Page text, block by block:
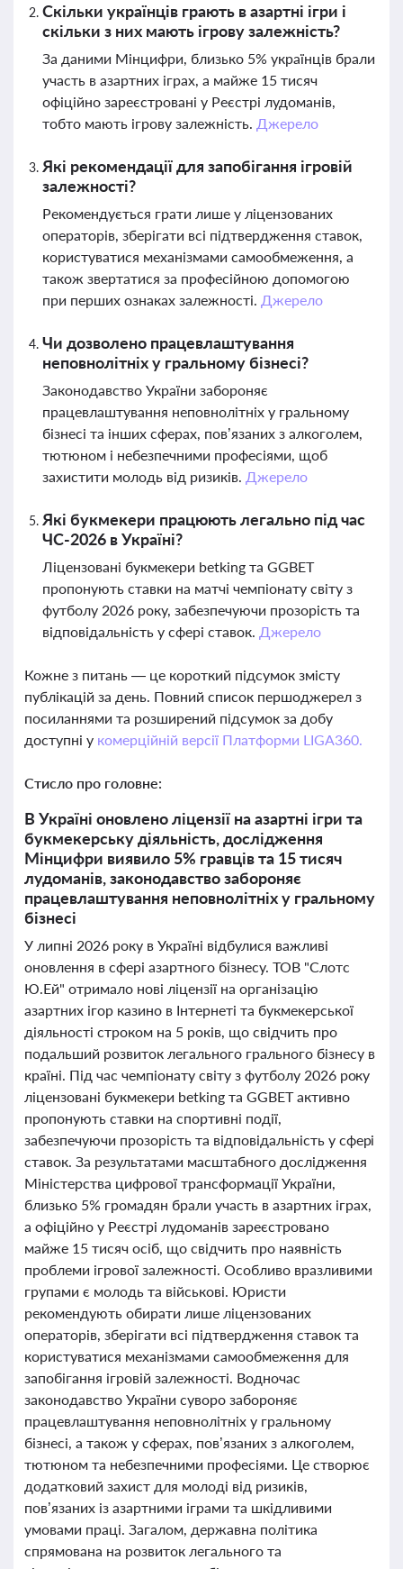
Скільки українців грають в азартні ігри і
скільки з них мають ігрову залежність?
За даними Мінцифри, близько 5% українців брали
участь в азартних іграх, а майже 15 тисяч
офіційно зареєстровані у Реєстрі лудоманів,
тобто мають ігрову залежність. Джерело
Які рекомендації для запобігання ігровій
залежності?
Рекомендується грати лише у ліцензованих
операторів, зберігати всі підтвердження ставок,
користуватися механізмами самообмеження, а
також звертатися за професійною допомогою
при перших ознаках залежності. Джерело
Чи дозволено працевлаштування
неповнолітніх у гральному бізнесі?
Законодавство України забороняє
працевлаштування неповнолітніх у гральному
бізнесі та інших сферах, пов’язаних з алкоголем,
тютюном і небезпечними професіями, щоб
захистити молодь від ризиків. Джерело
Які букмекери працюють легально під час
ЧС-2026 в Україні?
Ліцензовані букмекери betking та GGBET
пропонують ставки на матчі чемпіонату світу з
футболу 2026 року, забезпечуючи прозорість та
відповідальність у сфері ставок. Джерело
Кожне з питань — це короткий підсумок змісту
публікацій за день. Повний список першоджерел з
посиланнями та розширений підсумок за добу
доступні у комерційній версії Платформи LIGA360.
Стисло про головне:
В Україні оновлено ліцензії на азартні ігри та
букмекерську діяльність, дослідження
Мінцифри виявило 5% гравців та 15 тисяч
лудоманів, законодавство забороняє
працевлаштування неповнолітніх у гральному
бізнесі
У липні 2026 року в Україні відбулися важливі
оновлення в сфері азартного бізнесу. ТОВ "Слотс
Ю.Ей" отримало нові ліцензії на організацію
азартних ігор казино в Інтернеті та букмекерської
діяльності строком на 5 років, що свідчить про
подальший розвиток легального грального бізнесу в
країні. Під час чемпіонату світу з футболу 2026 року
ліцензовані букмекери betking та GGBET активно
пропонують ставки на спортивні події,
забезпечуючи прозорість та відповідальність у сфері
ставок. За результатами масштабного дослідження
Міністерства цифрової трансформації України,
близько 5% громадян брали участь в азартних іграх,
а офіційно у Реєстрі лудоманів зареєстровано
майже 15 тисяч осіб, що свідчить про наявність
проблеми ігрової залежності. Особливо вразливими
групами є молодь та військові. Юристи
рекомендують обирати лише ліцензованих
операторів, зберігати всі підтвердження ставок та
користуватися механізмами самообмеження для
запобігання ігровій залежності. Водночас
законодавство України суворо забороняє
працевлаштування неповнолітніх у гральному
бізнесі, а також у сферах, пов’язаних з алкоголем,
тютюном та небезпечними професіями. Це створює
додатковий захист для молоді від ризиків,
пов’язаних із азартними іграми та шкідливими
умовами праці. Загалом, державна політика
спрямована на розвиток легального та